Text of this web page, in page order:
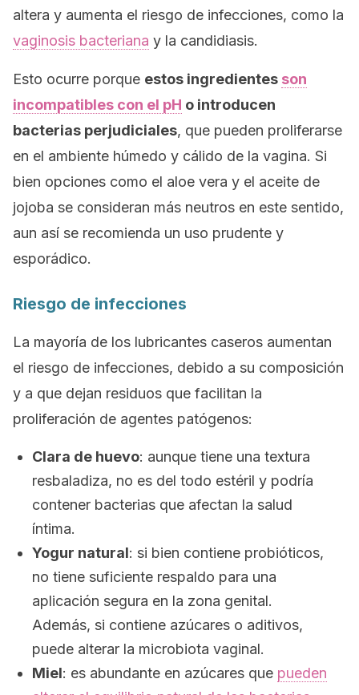
altera y aumenta el riesgo de infecciones, como la
vaginosis bacteriana y la candidiasis.
Esto ocurre porque estos ingredientes son
incompatibles con el pH o introducen
bacterias perjudiciales, que pueden proliferarse
en el ambiente húmedo y cálido de la vagina. Si
bien opciones como el aloe vera y el aceite de
jojoba se consideran más neutros en este sentido,
aun así se recomienda un uso prudente y
esporádico.
Riesgo de infecciones
La mayoría de los lubricantes caseros aumentan
el riesgo de infecciones, debido a su composición
y a que dejan residuos que facilitan la
proliferación de agentes patógenos:
Clara de huevo: aunque tiene una textura
resbaladiza, no es del todo estéril y podría
contener bacterias que afectan la salud
íntima.
Yogur natural: si bien contiene probióticos,
no tiene suficiente respaldo para una
aplicación segura en la zona genital.
Además, si contiene azúcares o aditivos,
puede alterar la microbiota vaginal.
Miel: es abundante en azúcares que pueden